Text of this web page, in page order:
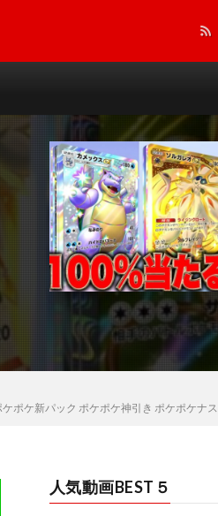
ポケ新パック ポケポケ神引き ポケポケナス
人気動画BEST５